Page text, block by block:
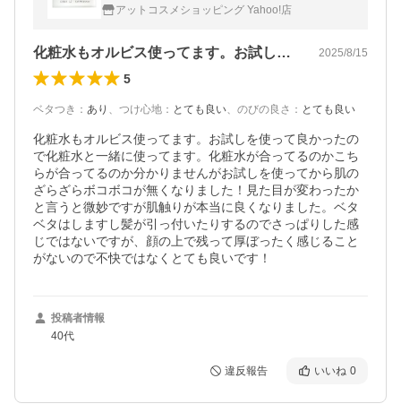
アットコスメショッピング Yahoo!店
化粧水もオルビス使ってます。お試しを使… 2025/8/15
5
ベタつき ： あり 、 つけ心地 ： とても良い、 のびの良さ ： とても良い
化粧水もオルビス使ってます。お試しを使って良かったの
で化粧水と一緒に使ってます。化粧水が合ってるのかこち
らが合ってるのか分かりませんがお試しを使ってから肌の
ざらざらボコボコが無くなりました！見た目が変わったか
と言うと微妙ですが肌触りが本当に良くなりました。ベタ
ベタはしますし髪が引っ付いたりするのでさっぱりした感
じではないですが、顔の上で残って厚ぼったく感じること
がないので不快ではなくとても良いです！
投稿者情報
40代
違反報告 いいね 0